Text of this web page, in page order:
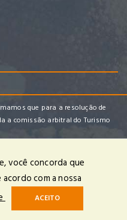
que para a resolução de
a comissão arbitral do Turismo
Todos os Direitos Reservados |
OPTIGEST
você concorda que
com a nossa
ACEITO